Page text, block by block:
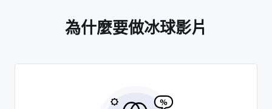
為什麼要做冰球影片